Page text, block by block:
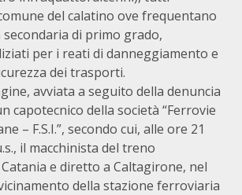
del calatino ove frequentano
secondaria di primo grado,
per i reati di danneggiamento e
dei trasporti.
avviata a seguito della denuncia
capotecnico della società “Ferrovie
– F.S.I.”, secondo cui, alle ore 21
il macchinista del treno
e diretto a Caltagirone, nel
della stazione ferroviaria